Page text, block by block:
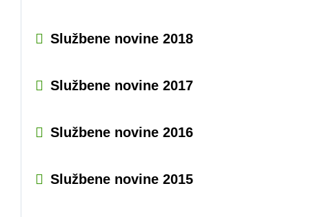
Službene novine 2018
Službene novine 2017
Službene novine 2016
Službene novine 2015